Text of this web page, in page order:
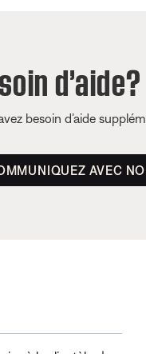
d’aide?
besoin d’aide
AVEC